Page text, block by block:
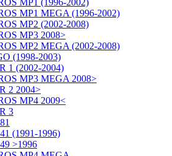
MP1 (1996-2002)
MP1 MEGA (1996-2002)
MP2 (2002-2008)
MP3 2008>
MP2 MEGA (2002-2008)
(1998-2003)
1 (2002-2004)
MP3 MEGA 2008>
2 2004>
MP4 2009<
3
(1991-1996)
>1996